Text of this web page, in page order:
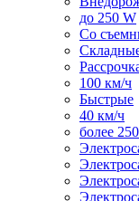
до 250 W
Со
100 км/ч
Быстрые
40 км/ч
более